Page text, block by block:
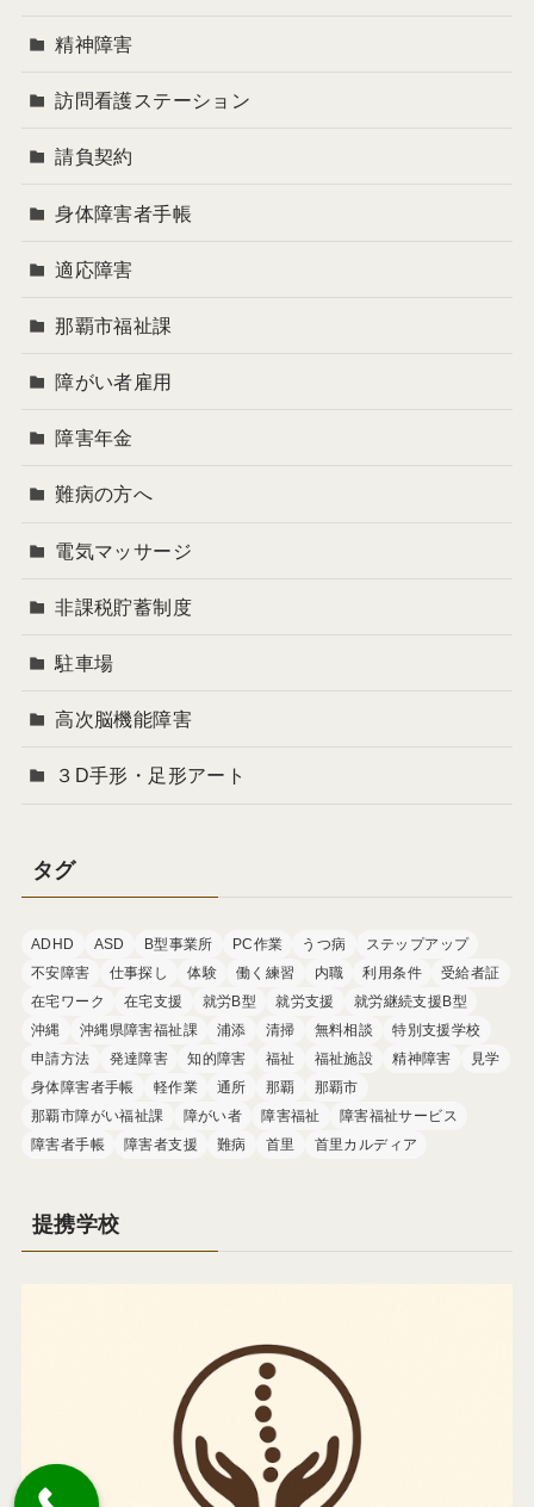
精神障害
訪問看護ステーション
請負契約
身体障害者手帳
適応障害
那覇市福祉課
障がい者雇用
障害年金
難病の方へ
電気マッサージ
非課税貯蓄制度
駐車場
高次脳機能障害
３D手形・足形アート
タグ
ADHD ASD B型事業所 PC作業 うつ病
ステップアップ
不安障害
仕事探し 体験 働く練習 内職 利用条件
受給者証
在宅ワーク
在宅支援 就労B型 就労支援
就労継続支援B型
沖縄
沖縄県障害福祉課 浦添 清掃 無料相談
特別支援学校
申請方法
発達障害 知的障害 福祉 福祉施設 精神障害
見学
身体障害者手帳
軽作業 通所 那覇
那覇市
那覇市障がい福祉課
障がい者 障害福祉
障害福祉サービス
障害者手帳
障害者支援 難病 首里 首里カルディア
提携学校